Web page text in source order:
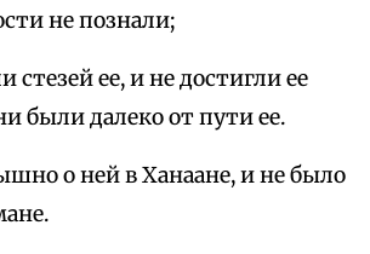
не познали;
стезей ее, и не достигли ее
были далеко от пути ее.
о ней в Ханаане, и не было